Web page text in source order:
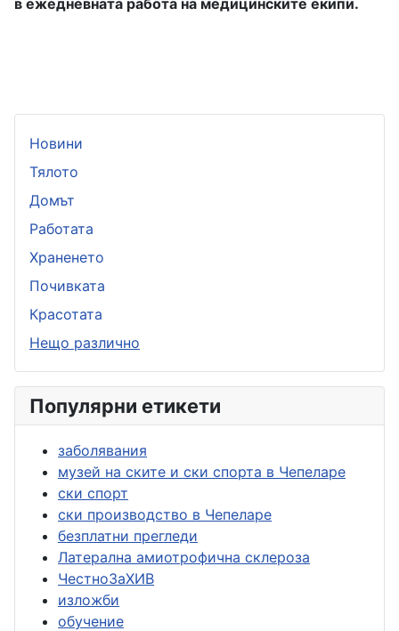
в ежедневната работа на медицинските екипи.
Новини
Тялото
Домът
Работата
Храненето
Почивката
Красотата
Нещо различно
Популярни етикети
заболявания
музей на ските и ски спорта в Чепеларе
ски спорт
ски производство в Чепеларе
безплатни прегледи
Латерална амиотрофична склероза
ЧестноЗаХИВ
изложби
обучение